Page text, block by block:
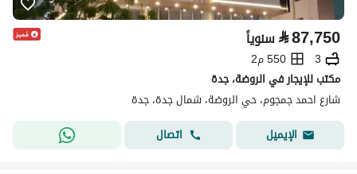
⃁87,750 سنوياً
3
550 م2
مكتب للإيجار في الروضة، جدة
شارع احمد جمجوم، حي الروضة، شمال جدة، جدة
الإيميل
اتصال